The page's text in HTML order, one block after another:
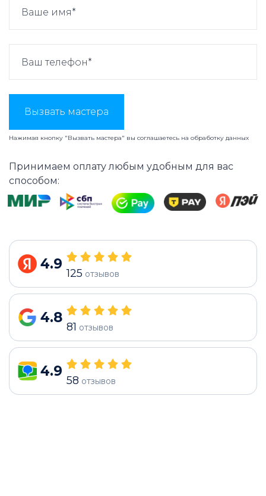
Вызвать мастера
Нажимая кнопку "Вызвать мастера" вы соглашаетесь на обработку данных
Принимаем оплату любым удобным для вас
способом:
4.9
125 отзывов
4.8
81 отзывов
4.9
58 отзывов